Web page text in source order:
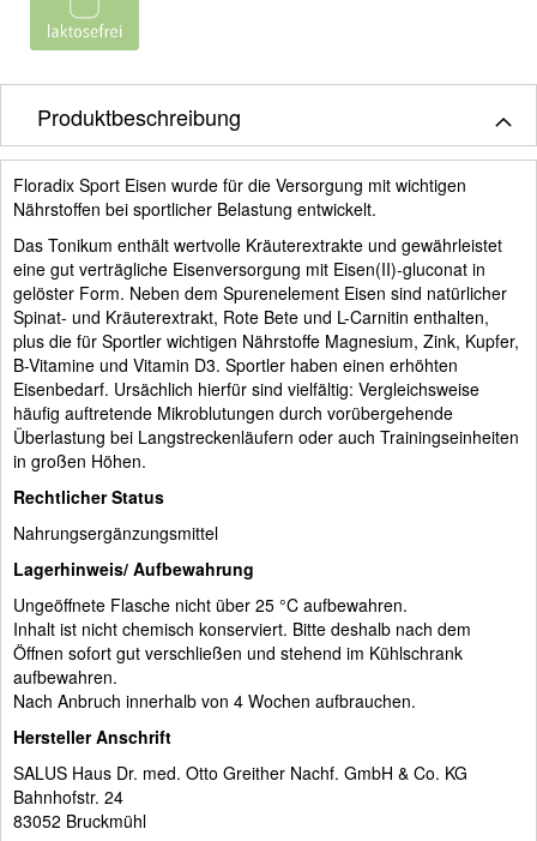
Produktbeschreibung
Floradix Sport Eisen wurde für die Versorgung mit wichtigen
Nährstoffen bei sportlicher Belastung entwickelt.
Das Tonikum enthält wertvolle Kräuterextrakte und gewährleistet
eine gut verträgliche Eisenversorgung mit Eisen(II)-gluconat in
gelöster Form. Neben dem Spurenelement Eisen sind natürlicher
Spinat- und Kräuterextrakt, Rote Bete und L-Carnitin enthalten,
plus die für Sportler wichtigen Nährstoffe Magnesium, Zink, Kupfer,
B-Vitamine und Vitamin D3. Sportler haben einen erhöhten
Eisenbedarf. Ursächlich hierfür sind vielfältig: Vergleichsweise
häufig auftretende Mikroblutungen durch vorübergehende
Überlastung bei Langstreckenläufern oder auch Trainingseinheiten
in großen Höhen.
Rechtlicher Status
Nahrungsergänzungsmittel
Lagerhinweis/ Aufbewahrung
Ungeöffnete Flasche nicht über 25 °C aufbewahren.
Inhalt ist nicht chemisch konserviert. Bitte deshalb nach dem
Öffnen sofort gut verschließen und stehend im Kühlschrank
aufbewahren.
Nach Anbruch innerhalb von 4 Wochen aufbrauchen.
Hersteller Anschrift
SALUS Haus Dr. med. Otto Greither Nachf. GmbH & Co. KG
Bahnhofstr. 24
83052 Bruckmühl